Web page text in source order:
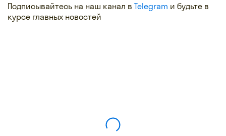
Подписывайтесь на наш канал в Telegram и будьте в
курсе главных новостей